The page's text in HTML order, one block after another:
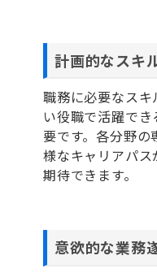
計画的なスキ
職務に必要なス
い役職で活躍で
要です。各分野
様なキャリアパ
期待できます。
意欲的な業務